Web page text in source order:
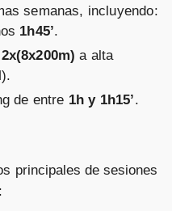
semanas, incluyendo:
1h45’.
2x(8x200m) a alta
de entre 1h y 1h15’.
principales de sesiones